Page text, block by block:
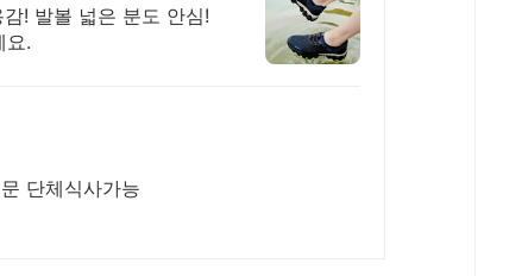
! 발볼 넓은 분도 안심!
요.
여행사전문 단체식사가능